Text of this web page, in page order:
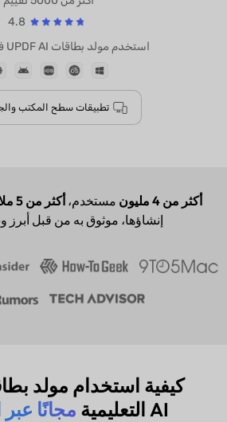
GPT-5 |
R1
أكثر من 5000 تقييم
4.8
استخدم مولد بطاقات UPDF AI في أي مكان:
أكثر من 4 مليون مستخدم،أكثر من 5 ملايين
إنشاؤها، موثوق به من قبل أبرز
AI التعليمية
مجانًا عبر